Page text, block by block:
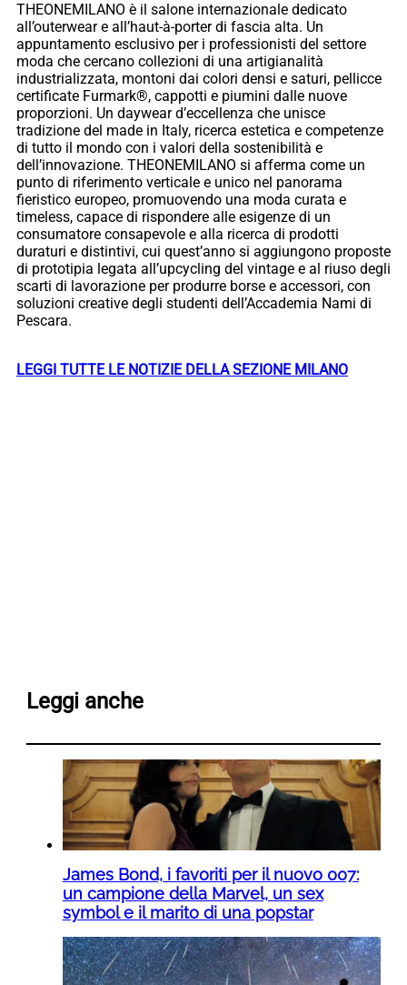
THEONEMILANO è il salone internazionale dedicato
all’outerwear e all’haut-à-porter di fascia alta. Un
appuntamento esclusivo per i professionisti del settore
moda che cercano collezioni di una artigianalità
industrializzata, montoni dai colori densi e saturi, pellicce
certificate Furmark®, cappotti e piumini dalle nuove
proporzioni. Un daywear d’eccellenza che unisce
tradizione del made in Italy, ricerca estetica e competenze
di tutto il mondo con i valori della sostenibilità e
dell’innovazione. THEONEMILANO si afferma come un
punto di riferimento verticale e unico nel panorama
fieristico europeo, promuovendo una moda curata e
timeless, capace di rispondere alle esigenze di un
consumatore consapevole e alla ricerca di prodotti
duraturi e distintivi, cui quest’anno si aggiungono proposte
di prototipia legata all’upcycling del vintage e al riuso degli
scarti di lavorazione per produrre borse e accessori, con
soluzioni creative degli studenti dell’Accademia Nami di
Pescara.
LEGGI TUTTE LE NOTIZIE DELLA SEZIONE MILANO
Leggi anche
James Bond, i favoriti per il nuovo 007:
un campione della Marvel, un sex
symbol e il marito di una popstar